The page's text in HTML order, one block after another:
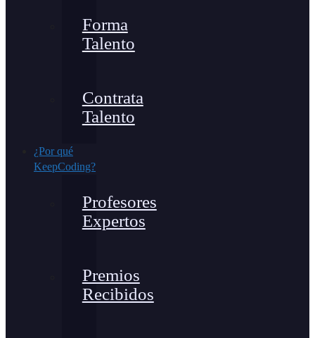
Forma
Talento
Contrata
Talento
¿Por qué
KeepCoding?
Profesores
Expertos
Premios
Recibidos